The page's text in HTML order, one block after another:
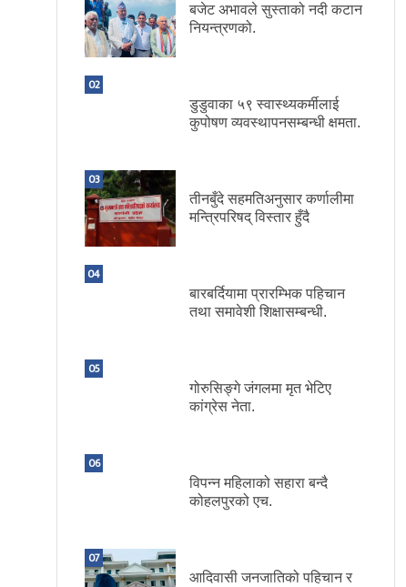
बजेट अभावले सुस्ताको नदी कटान
नियन्त्रणको.
02
डुडुवाका ५९ स्वास्थ्यकर्मीलाई
कुपोषण व्यवस्थापनसम्बन्धी क्षमता.
03
तीनबुँदे सहमतिअनुसार कर्णालीमा
मन्त्रिपरिषद् विस्तार हुँदै
04
बारबर्दियामा प्रारम्भिक पहिचान
तथा समावेशी शिक्षासम्बन्धी.
05
गोरुसिङ्गे जंगलमा मृत भेटिए
कांग्रेस नेता.
06
विपन्न महिलाको सहारा बन्दै
कोहलपुरको एच.
07
आदिवासी जनजातिको पहिचान र